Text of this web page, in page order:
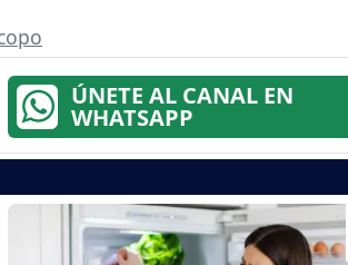
ÚNETE AL CANAL EN
WHATSAPP